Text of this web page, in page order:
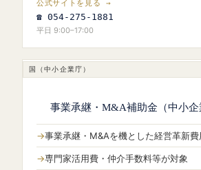
公式サイトを見る →
☎ 054-275-1881
平日 9:00–17:00
国（中小企業庁）
事業承継・M&A補助金（中小企
事業承継・M&Aを機とした経営革新費
専門家活用費・仲介手数料等が対象